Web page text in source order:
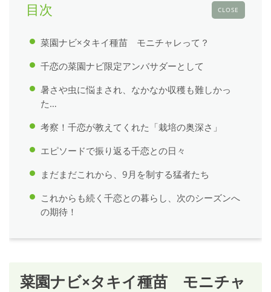
CLOSE
目次
菜園ナビ×タキイ種苗 モニチャレって？
千恋の菜園ナビ限定アンバサダーとして
暑さや虫に悩まされ、なかなか収穫も難しかっ
た…
考察！千恋が教えてくれた「栽培の奥深さ」
エピソードで振り返る千恋との日々
まだまだこれから、9月を制する猛者たち
これからも続く千恋との暮らし、次のシーズンへ
の期待！
菜園ナビ×タキイ種苗 モニチャ